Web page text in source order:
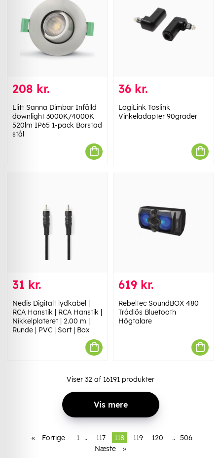
208 kr.
Llitt Sanna Dimbar Infälld
downlight 3000K/4000K
520lm IP65 1-pack Borstad
stål
36 kr.
LogiLink Toslink
Vinkeladapter 90grader
31 kr.
Nedis Digitalt lydkabel |
RCA Hanstik | RCA Hanstik |
Nikkelplateret | 2.00 m |
Runde | PVC | Sort | Box
619 kr.
Rebeltec SoundBOX 480
Trådlös Bluetooth
Högtalare
Viser 32 af 16191 produkter
Vis mere
« Forrige 1 .. 117 118 119 120 .. 506
Næste
»